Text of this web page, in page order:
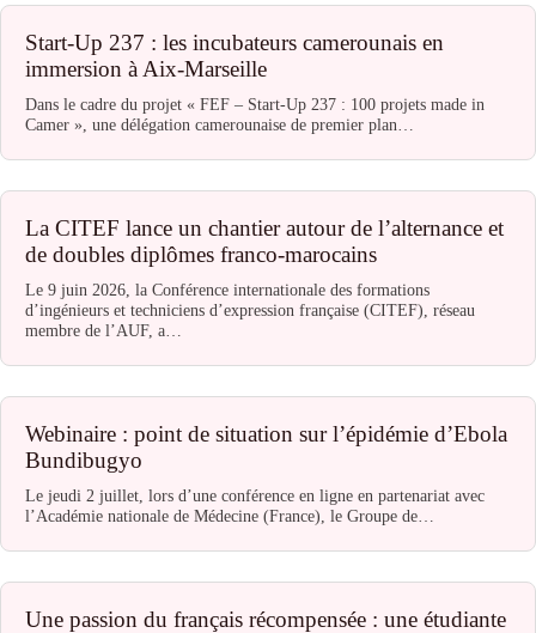
Start-Up 237 : les incubateurs camerounais en
immersion à Aix-Marseille
Dans le cadre du projet « FEF – Start-Up 237 : 100 projets made in
Camer », une délégation camerounaise de premier plan…
La CITEF lance un chantier autour de l’alternance et
de doubles diplômes franco-marocains
Le 9 juin 2026, la Conférence internationale des formations
d’ingénieurs et techniciens d’expression française (CITEF), réseau
membre de l’AUF, a…
Webinaire : point de situation sur l’épidémie d’Ebola
Bundibugyo
Le jeudi 2 juillet, lors d’une conférence en ligne en partenariat avec
l’Académie nationale de Médecine (France), le Groupe de…
Une passion du français récompensée : une étudiante